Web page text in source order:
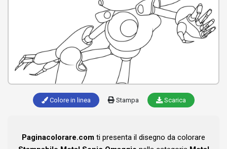
Colore in linea Stampa Scarica
Paginacolorare.com ti presenta il disegno da colorare